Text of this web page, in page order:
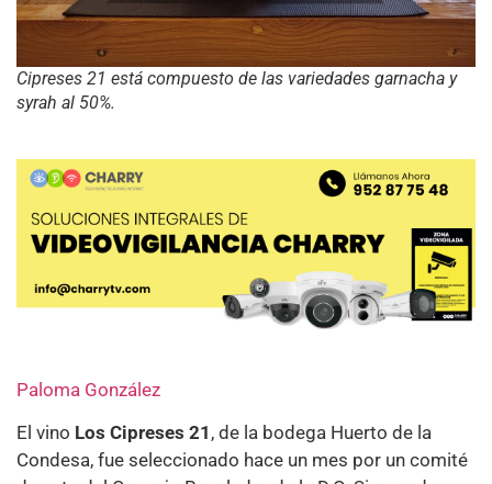
Cipreses 21 está compuesto de las variedades garnacha y
syrah al 50%.
Paloma González
El vino Los Cipreses 21 , de la bodega Huerto de la
Condesa, fue seleccionado hace un mes por un comité